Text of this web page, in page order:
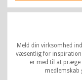
Meld din virksomhed
væsentlig for inspiration
er med til at præge
medlemskab